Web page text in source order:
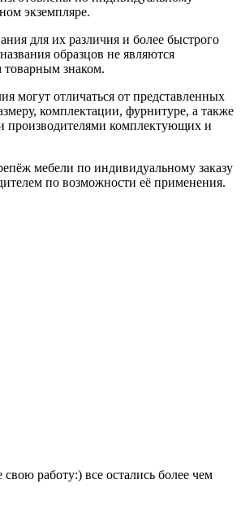
экземпляре.
для их различия и более быстрого
образцов не являются
товарным знаком.
могут отличаться от представленных
комплектации, фурнитуре, а также
производителями комплектующих и
мебели по индивидуальному заказу
по возможности её применения.
работу:) все остались более чем